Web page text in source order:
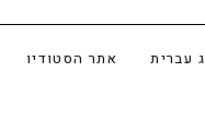
אתר הסטודיו עברית